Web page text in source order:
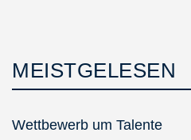
MEISTGELESEN
Wettbewerb um Talente